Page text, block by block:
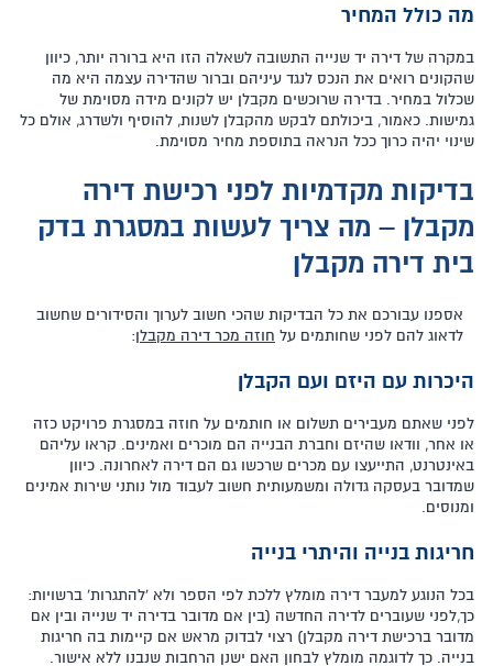
מה כולל המחיר
במקרה של דירה יד שנייה התשובה לשאלה הזו היא ברורה יותר, כיוון
שהקונים רואים את הנכס לנגד עיניהם וברור שהדירה עצמה היא מה
שכלול במחיר. בדירה שרוכשים מקבלן יש לקונים מידה מסוימת של
גמישות. כאמור, ביכולתם לבקש מהקבלן לשנות, להוסיף ולשדרג, אולם כל
שינוי יהיה כרוך ככל הנראה בתוספת מחיר מסוימת.
בדיקות מקדמיות לפני רכישת דירה
מקבלן – מה צריך לעשות במסגרת בדק
בית דירה מקבלן
אספנו עבורכם את כל הבדיקות שהכי חשוב לערוך והסידורים שחשוב
לדאוג להם לפני שחותמים על חוזה מכר דירה מקבלן:
היכרות עם היזם ועם הקבלן
לפני שאתם מעבירים תשלום או חותמים על חוזה במסגרת פרויקט כזה
או אחר, וודאו שהיזם וחברת הבנייה הם מוכרים ואמינים. קראו עליהם
באינטרנט, התייעצו עם מכרים שרכשו גם הם דירה לאחרונה. כיוון
שמדובר בעסקה גדולה ומשמעותית חשוב לעבוד מול נותני שירות אמינים
ומנוסים.
חריגות בנייה והיתרי בנייה
בכל הנוגע למעבר דירה מומלץ ללכת לפי הספר ולא 'להתגרות' ברשויות:
כך,לפני שעוברים לדירה החדשה (בין אם מדובר בדירה יד שנייה ובין אם
מדובר ברכישת דירה מקבלן) רצוי לבדוק מראש אם קיימות בה חריגות
בנייה. כך לדוגמה מומלץ לבחון האם ישנן הרחבות שנבנו ללא אישור.